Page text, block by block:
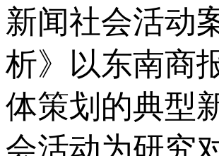
新闻社会活动
析》以东南商
体策划的典型